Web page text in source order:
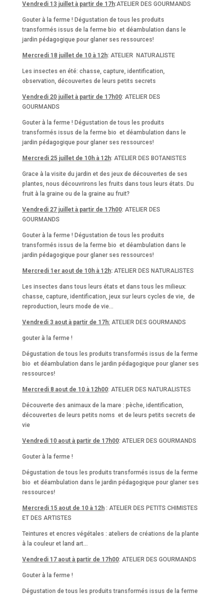
Vendredi 13 juillet à partir de 17h:ATELIER DES GOURMANDS
Gouter à la ferme ! Dégustation de tous les produits
transformés issus de la ferme bio et déambulation dans le
jardin pédagogique pour glaner ses ressources!
Mercredi 18 juillet de 10 à 12h: ATELIER NATURALISTE
Les insectes en été: chasse, capture, identification,
observation, découvertes de leurs petits secrets
Vendredi 20 juillet à partir de 17h00: ATELIER DES
GOURMANDS
Gouter à la ferme ! Dégustation de tous les produits
transformés issus de la ferme bio et déambulation dans le
jardin pédagogique pour glaner ses ressources!
Mercredi 25 juillet de 10h à 12h: ATELIER DES BOTANISTES
Grace à la visite du jardin et des jeux de découvertes de ses
plantes, nous découvrirons les fruits dans tous leurs états. Du
fruit à la graine ou de la graine au fruit?
Vendredi 27 juillet à partir de 17h00: ATELIER DES
GOURMANDS
Gouter à la ferme ! Dégustation de tous les produits
transformés issus de la ferme bio et déambulation dans le
jardin pédagogique pour glaner ses ressources!
Mercredi 1er aout de 10h à 12h:ATELIER DES NATURALISTES
Les insectes dans tous leurs états et dans tous les milieux:
chasse, capture, identification, jeux sur leurs cycles de vie, de
reproduction, leurs mode de vie…
Vendredi 3 aout à partir de 17h: ATELIER DES GOURMANDS
gouter à la ferme !
Dégustation de tous les produits transformés issus de la ferme
bio et déambulation dans le jardin pédagogique pour glaner ses
ressources!
Mercredi 8 aout de 10 à 12h00: ATELIER DES NATURALISTES
Découverte des animaux de la mare : pèche, identification,
découvertes de leurs petits noms et de leurs petits secrets de
vie
Vendredi 10 aout à partir de 17h00: ATELIER DES GOURMANDS
Gouter à la ferme !
Dégustation de tous les produits transformés issus de la ferme
bio et déambulation dans le jardin pédagogique pour glaner ses
ressources!
Mercredi 15 aout de 10 à 12h: ATELIER DES PETITS CHIMISTES
ET DES ARTISTES
Teintures et encres végétales : ateliers de créations de la plante
à la couleur et land art…
Vendredi 17 aout à partir de 17h00: ATELIER DES GOURMANDS
Gouter à la ferme !
Dégustation de tous les produits transformés issus de la ferme